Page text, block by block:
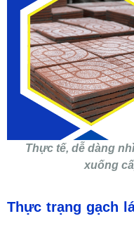
Thực tế, dễ dàng
xuống
Thực trạng gạch